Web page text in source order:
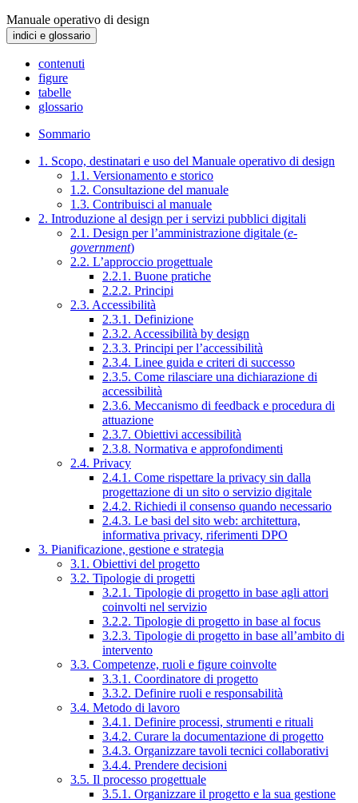
Manuale operativo di design
indici e glossario
contenuti
figure
tabelle
glossario
Sommario
1. Scopo, destinatari e uso del Manuale operativo di design
1.1. Versionamento e storico
1.2. Consultazione del manuale
1.3. Contribuisci al manuale
2. Introduzione al design per i servizi pubblici digitali
2.1. Design per l’amministrazione digitale (e-
government)
2.2. L’approccio progettuale
2.2.1. Buone pratiche
2.2.2. Principi
2.3. Accessibilità
2.3.1. Definizione
2.3.2. Accessibilità by design
2.3.3. Principi per l’accessibilità
2.3.4. Linee guida e criteri di successo
2.3.5. Come rilasciare una dichiarazione di
accessibilità
2.3.6. Meccanismo di feedback e procedura di
attuazione
2.3.7. Obiettivi accessibilità
2.3.8. Normativa e approfondimenti
2.4. Privacy
2.4.1. Come rispettare la privacy sin dalla
progettazione di un sito o servizio digitale
2.4.2. Richiedi il consenso quando necessario
2.4.3. Le basi del sito web: architettura,
informativa privacy, riferimenti DPO
3. Pianificazione, gestione e strategia
3.1. Obiettivi del progetto
3.2. Tipologie di progetti
3.2.1. Tipologie di progetto in base agli attori
coinvolti nel servizio
3.2.2. Tipologie di progetto in base al focus
3.2.3. Tipologie di progetto in base all’ambito di
intervento
3.3. Competenze, ruoli e figure coinvolte
3.3.1. Coordinatore di progetto
3.3.2. Definire ruoli e responsabilità
3.4. Metodo di lavoro
3.4.1. Definire processi, strumenti e rituali
3.4.2. Curare la documentazione di progetto
3.4.3. Organizzare tavoli tecnici collaborativi
3.4.4. Prendere decisioni
3.5. Il processo progettuale
3.5.1. Organizzare il progetto e la sua gestione